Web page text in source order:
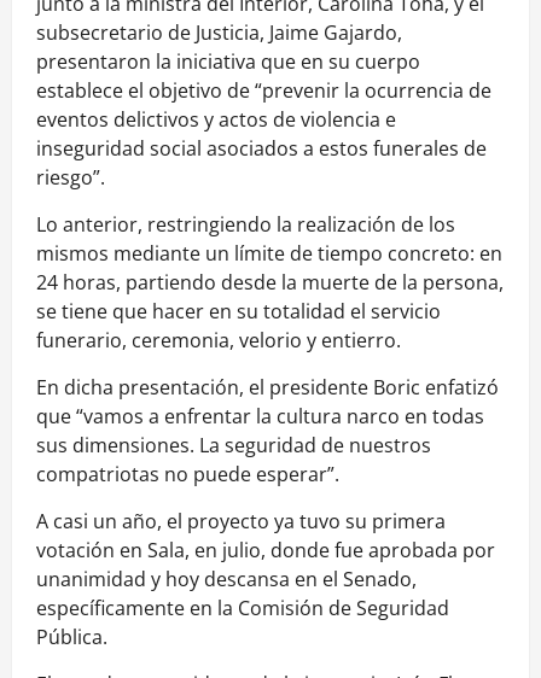
subsecretario de Justicia, Jaime Gajardo,
presentaron la iniciativa que en su cuerpo
establece el objetivo de “prevenir la ocurrencia de
eventos delictivos y actos de violencia e
inseguridad social asociados a estos funerales de
riesgo”.
Lo anterior, restringiendo la realización de los
mismos mediante un límite de tiempo concreto: en
24 horas, partiendo desde la muerte de la persona,
se tiene que hacer en su totalidad el servicio
funerario, ceremonia, velorio y entierro.
En dicha presentación, el presidente Boric enfatizó
que “vamos a enfrentar la cultura narco en todas
sus dimensiones. La seguridad de nuestros
compatriotas no puede esperar”.
A casi un año, el proyecto ya tuvo su primera
votación en Sala, en julio, donde fue aprobada por
unanimidad y hoy descansa en el Senado,
específicamente en la Comisión de Seguridad
Pública.